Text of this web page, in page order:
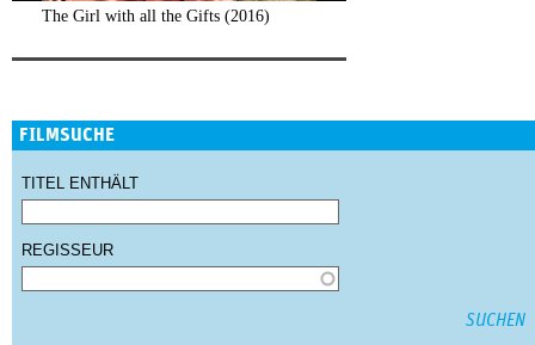
The Girl with all the Gifts (2016)
FILMSUCHE
TITEL ENTHÄLT
REGISSEUR